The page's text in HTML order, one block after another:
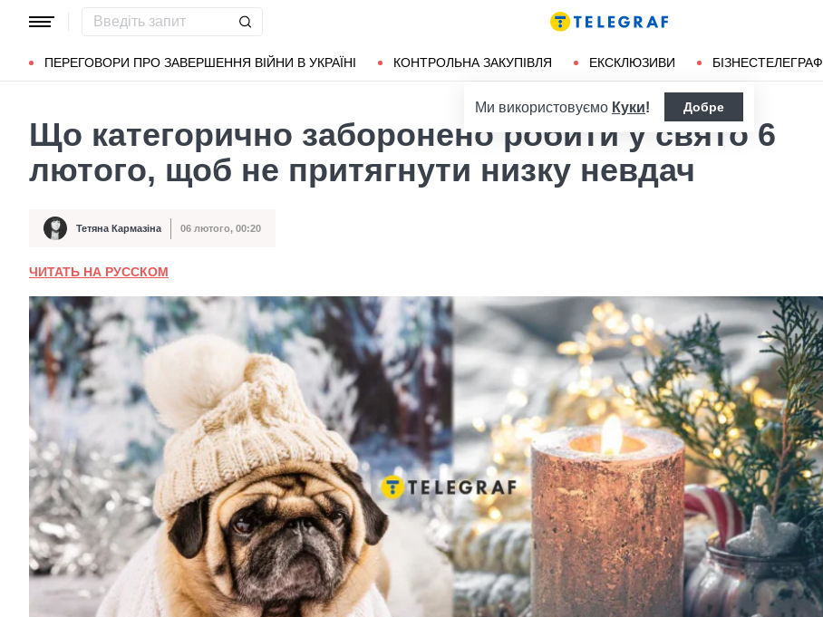
ПЕРЕГОВОРИ ПРО ЗАВЕРШЕННЯ ВІЙНИ В УКРАЇНІ КОНТРОЛЬНА ЗАКУПІВЛЯ ЕКСКЛЮЗИВИ БІЗНЕСТЕЛЕГРАФ
Популярні запити Маріуполь Донбас
Ми використовуємо Куки! Добре
Що категорично заборонено робити у свято 6
лютого, щоб не притягнути низку невдач
Автор Тетяна Кармазіна
Дата публікації 06 лютого, 00:20
ЧИТАТЬ НА РУССКОМ